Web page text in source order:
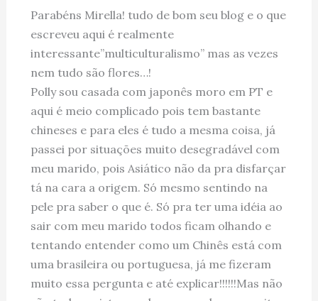
Parabéns Mirella! tudo de bom seu blog e o que
escreveu aqui é realmente
interessante”multiculturalismo” mas as vezes
nem tudo são flores…!
Polly sou casada com japonês moro em PT e
aqui é meio complicado pois tem bastante
chineses e para eles é tudo a mesma coisa, já
passei por situações muito desegradável com
meu marido, pois Asiático não da pra disfarçar
tá na cara a origem. Só mesmo sentindo na
pele pra saber o que é. Só pra ter uma idéia ao
sair com meu marido todos ficam olhando e
tentando entender como um Chinês está com
uma brasileira ou portuguesa, já me fizeram
muito essa pergunta e até explicar!!!!!!Mas não